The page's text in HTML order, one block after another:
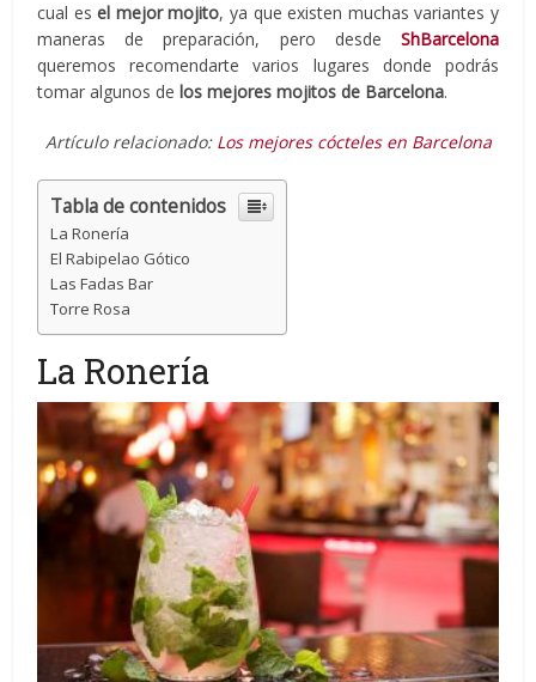
cual esel mejor mojito, ya que existen muchas variantes y
maneras de preparación, pero desde ShBarcelona
queremos recomendarte varios lugares donde podrás
tomar algunos de los mejores mojitos de Barcelona.
Artículo relacionado: Los mejores cócteles en Barcelona
Tabla de contenidos
La Ronería
El Rabipelao Gótico
Las Fadas Bar
Torre Rosa
La Ronería